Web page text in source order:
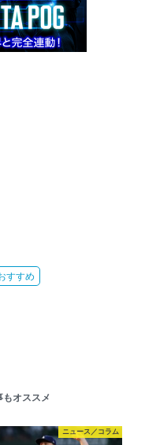
すすめ
オススメ
ニュース／コラム